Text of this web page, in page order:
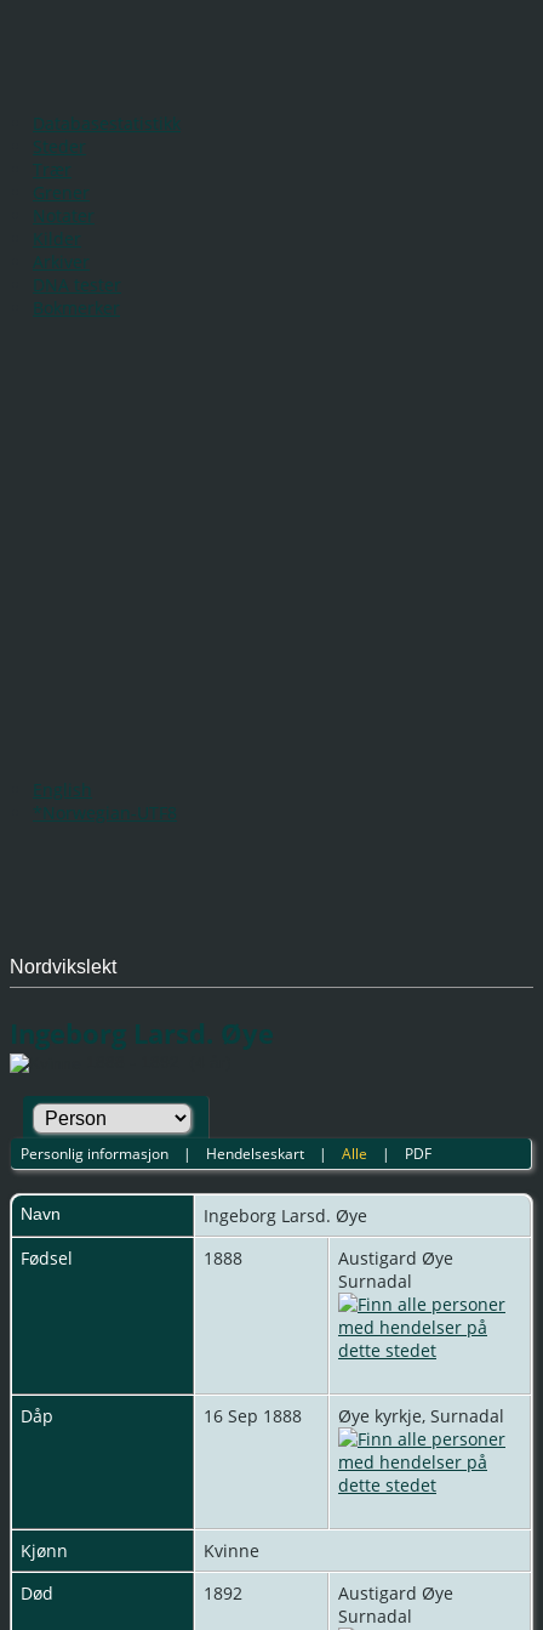
Databasestatistikk
Steder
Trær
Grener
Notater
Kilder
Arkiver
DNA tester
Bokmerker
English
*Norwegian-UTF8
Nordvikslekt
Ingeborg Larsd. Øye
Personlig informasjon | Hendelseskart |Alle | PDF
Navn Ingeborg Larsd. Øye
Fødsel
1888
Austigard Øye
Surnadal
Dåp 16 Sep 1888 Øye kyrkje, Surnadal
Kjønn
Kvinne
Død
1892
Austigard Øye
Surnadal